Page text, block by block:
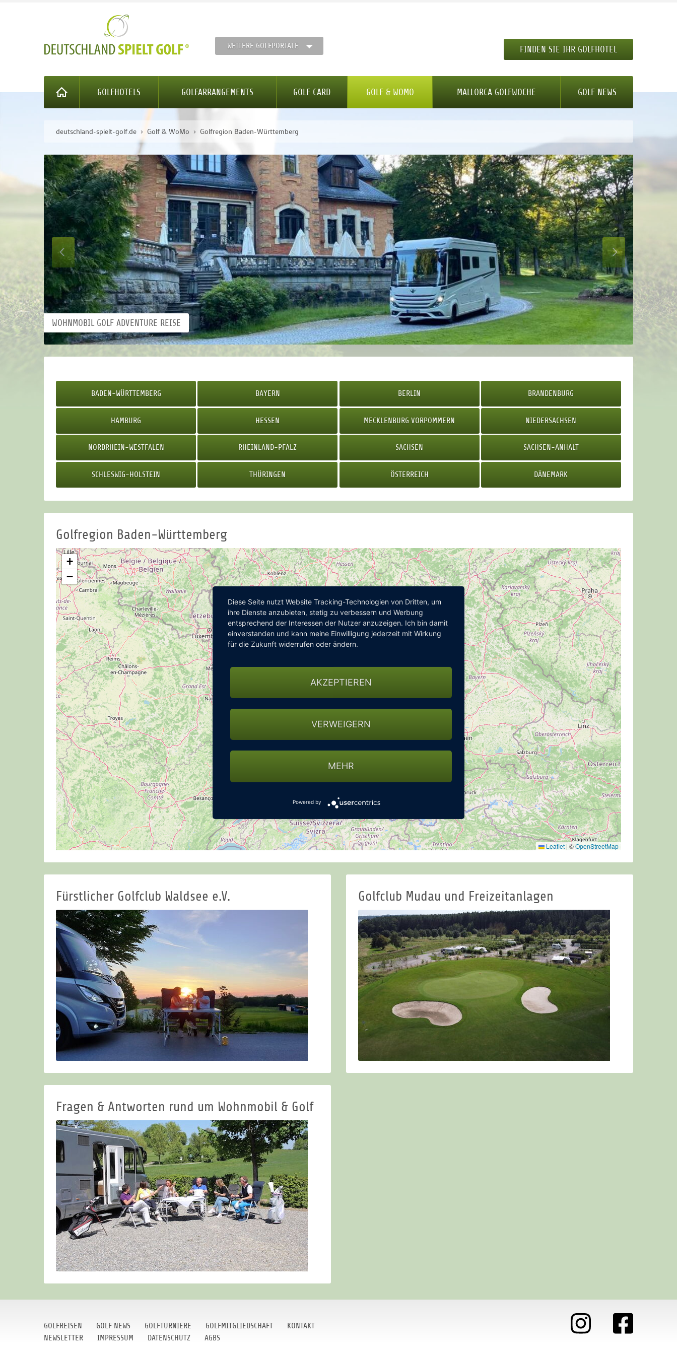
WEITERE GOLFPORTALE FINDEN SIE IHR GOLFHOTEL
GOLFHOTELS GOLFARRANGEMENTS GOLF CARD GOLF & WOMO MALLORCA GOLFWOCHE GOLF NEWS
deutschland-spielt-golf.de Golf & WoMo Golfregion Baden-Württemberg
WOHNMOBIL GOLF ADVENTURE REISE AUSZEIT
Nächste
BADEN-WÜRTTEMBERG BAYERN BERLIN BRANDENBURG
HAMBURG HESSEN MECKLENBURG VORPOMMERN NIEDERSACHSEN
NORDRHEIN-WESTFALEN RHEINLAND-PFALZ SACHSEN SACHSEN-ANHALT
SCHLESWIG-HOLSTEIN THÜRINGEN ÖSTERREICH DÄNEMARK
Golfregion Baden-Württemberg
+
−
Leaflet | ©OpenStreetMap
Fürstlicher Golfclub Waldsee e.V. Golfclub Mudau und Freizeitanlagen
Fragen & Antworten rund um Wohnmobil & Golf
GOLFREISEN GOLF NEWS GOLFTURNIERE GOLFMITGLIEDSCHAFT
KONTAKT
NEWSLETTER
IMPRESSUM DATENSCHUTZ AGBS
Diese Seite nutzt Website Tracking-Technologien von Dritten, um
ihre Dienste anzubieten, stetig zu verbessern und Werbung
entsprechend der Interessen der Nutzer anzuzeigen. Ich bin damit
einverstanden und kann meine Einwilligung jederzeit mit Wirkung
für die Zukunft widerrufen oder ändern.
AKZEPTIEREN
VERWEIGERN
MEHR
Powered by